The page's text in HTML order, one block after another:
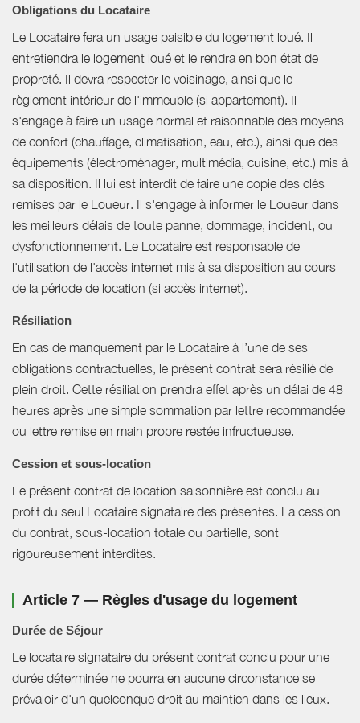
Obligations du Locataire
Le Locataire fera un usage paisible du logement loué. Il
entretiendra le logement loué et le rendra en bon état de
propreté. Il devra respecter le voisinage, ainsi que le
règlement intérieur de l'immeuble (si appartement). Il
s'engage à faire un usage normal et raisonnable des moyens
de confort (chauffage, climatisation, eau, etc.), ainsi que des
équipements (électroménager, multimédia, cuisine, etc.) mis à
sa disposition. Il lui est interdit de faire une copie des clés
remises par le Loueur. Il s'engage à informer le Loueur dans
les meilleurs délais de toute panne, dommage, incident, ou
dysfonctionnement. Le Locataire est responsable de
l'utilisation de l'accès internet mis à sa disposition au cours
de la période de location (si accès internet).
Résiliation
En cas de manquement par le Locataire à l’une de ses
obligations contractuelles, le présent contrat sera résilié de
plein droit. Cette résiliation prendra effet après un délai de 48
heures après une simple sommation par lettre recommandée
ou lettre remise en main propre restée infructueuse.
Cession et sous-location
Le présent contrat de location saisonnière est conclu au
profit du seul Locataire signataire des présentes. La cession
du contrat, sous-location totale ou partielle, sont
rigoureusement interdites.
Article 7 — Règles d'usage du logement
Durée de Séjour
Le locataire signataire du présent contrat conclu pour une
durée déterminée ne pourra en aucune circonstance se
prévaloir d'un quelconque droit au maintien dans les lieux.